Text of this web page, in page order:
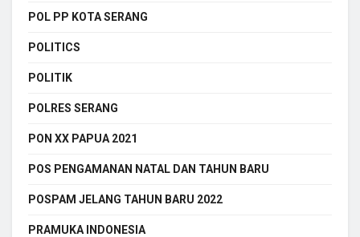
POL PP KOTA SERANG
POLITICS
POLITIK
POLRES SERANG
PON XX PAPUA 2021
POS PENGAMANAN NATAL DAN TAHUN BARU
POSPAM JELANG TAHUN BARU 2022
PRAMUKA INDONESIA